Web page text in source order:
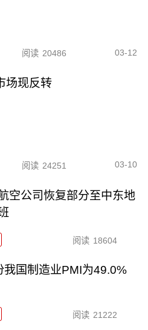
阅读 20486 03-12
场现反转
阅读 24251 03-10
空公司恢复部分至中东地
阅读 18604
我国制造业PMI为49.0%
阅读 21222